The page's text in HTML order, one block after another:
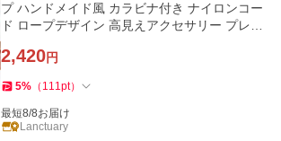
プ ハンドメイド風 カラビナ付き ナイロンコー
ド ロープデザイン 高見えアクセサリー プレゼ
2,420円
5% （ 111pt）
最短8/8お届け
Lanctuary